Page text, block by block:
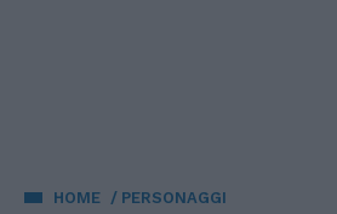
HOME PERSONAGGI